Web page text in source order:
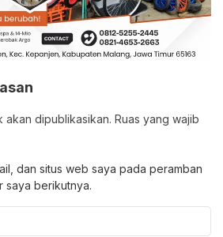
akan dipublikasikan. Ruas yang wajib
dan situs web saya pada peramban
saya berikutnya.